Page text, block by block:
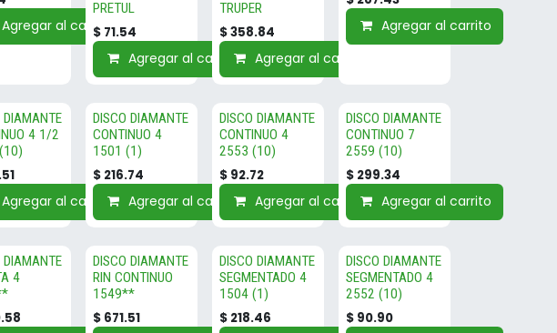
Agregar al carrito
PRETUL
$ 71.54
Agregar al carrito
TRUPER
$358.84
Agregar al carrito
Agregar al carrito
DIAMANTE
4 1/2
Agregar al carrito
DISCO DIAMANTE
CONTINUO 4
1501 (1)
$ 216.74
Agregar al carrito
DISCO DIAMANTE
CONTINUO 4
2553 (10)
$ 92.72
Agregar al carrito
DISCO DIAMANTE
CONTINUO 7
2559 (10)
$ 299.34
Agregar al carrito
DIAMANTE
4
DISCO DIAMANTE
RIN CONTINUO
1549**
$ 671.51
DISCO DIAMANTE
SEGMENTADO 4
1504 (1)
$ 218.46
DISCO DIAMANTE
SEGMENTADO 4
2552 (10)
$ 90.90